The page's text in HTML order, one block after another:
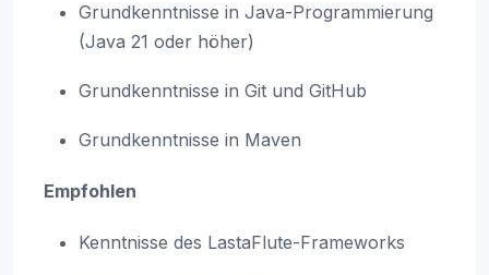
Grundkenntnisse in Java-Programmierung
(Java 21 oder höher)
Grundkenntnisse in Git und GitHub
Grundkenntnisse in Maven
Empfohlen
Kenntnisse des LastaFlute-Frameworks